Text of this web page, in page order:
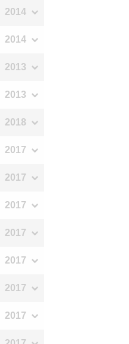
2014
2014
2013
2013
2018
2017
2017
2017
2017
2017
2017
2017